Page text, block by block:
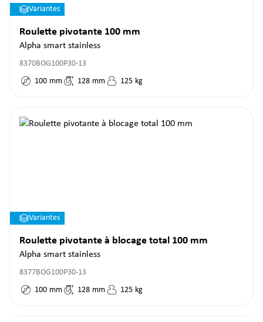
Variantes
Roulette pivotante 100 mm
Alpha smart stainless
8370BOG100P30-13
100 mm 128 mm 125 kg
Variantes
Roulette pivotante à blocage total 100 mm
Alpha smart stainless
8377BOG100P30-13
100 mm 128 mm 125 kg